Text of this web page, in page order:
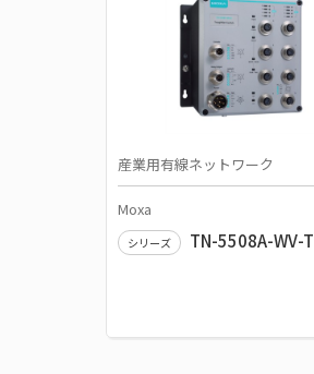
産業用有線ネットワーク
Moxa
シリーズ TN-5508A-WV-T